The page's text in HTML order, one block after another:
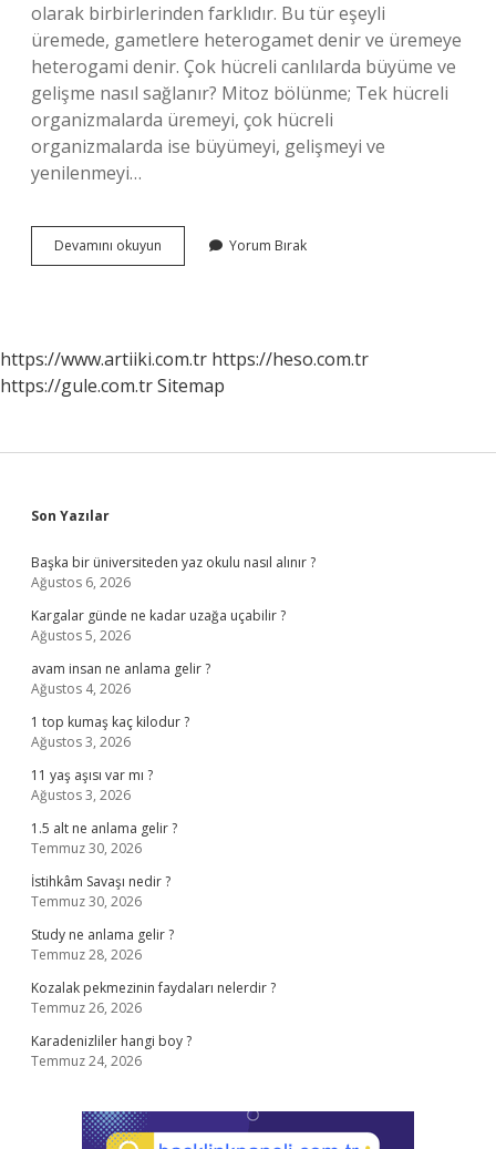
olarak birbirlerinden farklıdır. Bu tür eşeyli
üremede, gametlere heterogamet denir ve üremeye
heterogami denir. Çok hücreli canlılarda büyüme ve
gelişme nasıl sağlanır? Mitoz bölünme; Tek hücreli
organizmalarda üremeyi, çok hücreli
organizmalarda ise büyümeyi, gelişmeyi ve
yenilenmeyi…
Devamını okuyun
Hücreli
Yorum Bırak
https://www.artiiki.com.tr https://heso.com.tr
https://gule.com.trSitemap
Sidebar
Son Yazılar
Başka bir üniversiteden yaz okulu nasıl alınır ?
Ağustos 6, 2026
Kargalar günde ne kadar uzağa uçabilir ?
Ağustos 5, 2026
avam insan ne anlama gelir ?
Ağustos 4, 2026
1 top kumaş kaç kilodur ?
Ağustos 3, 2026
11 yaş aşısı var mı ?
Ağustos 3, 2026
1.5 alt ne anlama gelir ?
Temmuz 30, 2026
İstihkâm Savaşı nedir ?
Temmuz 30, 2026
Study ne anlama gelir ?
Temmuz 28, 2026
Kozalak pekmezinin faydaları nelerdir ?
Temmuz 26, 2026
Karadenizliler hangi boy ?
Temmuz 24, 2026